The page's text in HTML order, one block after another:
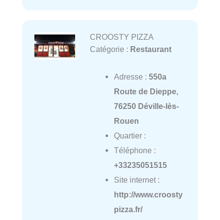
CROOSTY PIZZA
Catégorie : Restaurant
Adresse : 550a
Route de Dieppe,
76250 Déville-lès-
Rouen
Quartier :
Téléphone :
+33235051515
Site internet :
http://www.croosty
pizza.fr/